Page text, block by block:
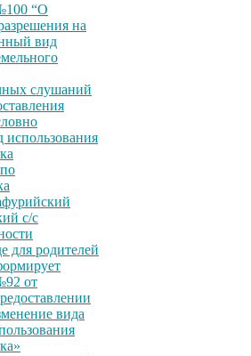
“О
на
вид
слушаний
с/с
для родителей
от
вида